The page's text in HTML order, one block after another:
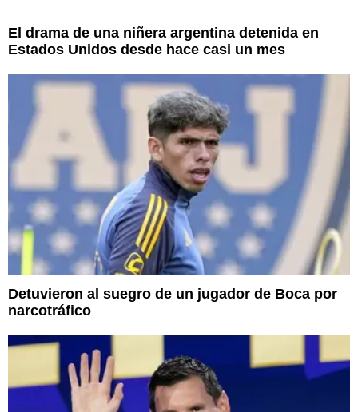
El drama de una niñera argentina detenida en
Estados Unidos desde hace casi un mes
Detuvieron al suegro de un jugador de Boca por
narcotráfico